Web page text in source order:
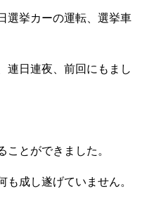
選挙カーの運転、選挙車
連日連夜、前回にもまし
ことができました。
も成し遂げていません。